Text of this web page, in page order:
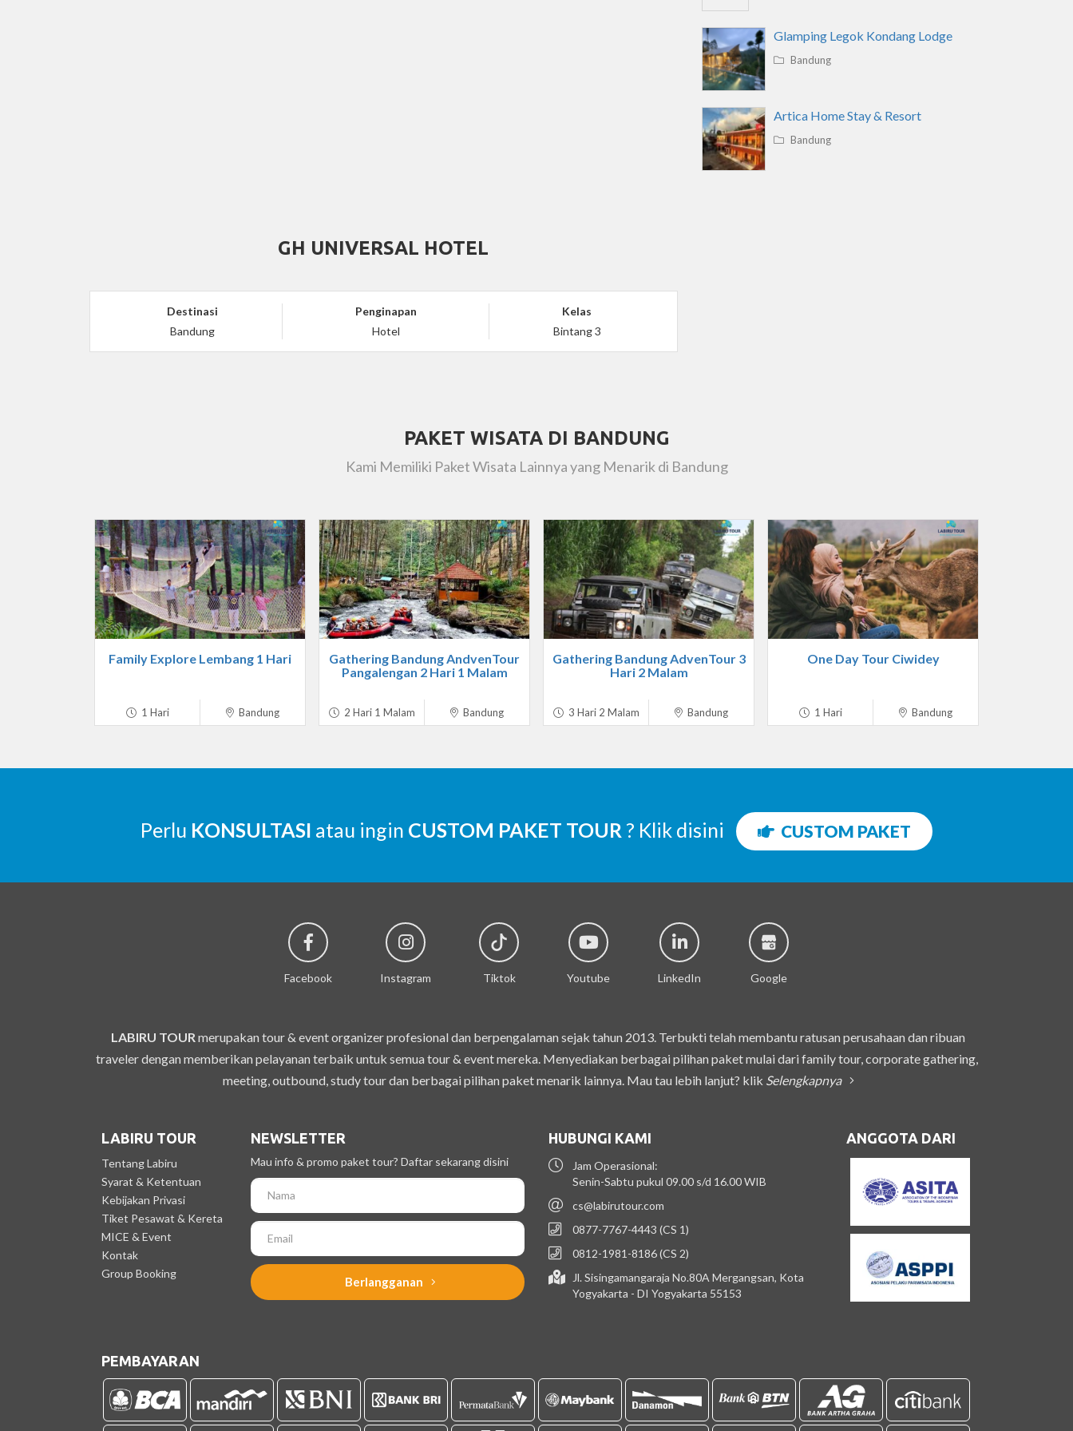
GH UNIVERSAL HOTEL
Destinasi
Bandung
Penginapan
Hotel
Kelas
Bintang 3
Glamping Legok Kondang Lodge
Bandung
Artica Home Stay & Resort
Bandung
PAKET WISATA DI BANDUNG
Kami Memiliki Paket Wisata Lainnya yang Menarik di Bandung
Family Explore Lembang 1 Hari
1 Hari Bandung
Gathering Bandung AndvenTour
Pangalengan 2 Hari 1 Malam
2 Hari 1 Malam Bandung
Gathering Bandung AdvenTour 3
Hari 2 Malam
3 Hari 2 Malam Bandung
One Day Tour Ciwidey
1 Hari Bandung
Perlu KONSULTASI atau ingin CUSTOM PAKET TOUR ? Klik disini CUSTOM PAKET
Facebook Instagram Tiktok Youtube LinkedIn Google
LABIRU TOUR merupakan tour & event organizer profesional dan berpengalaman sejak tahun 2013. Terbukti telah membantu ratusan perusahaan dan ribuan
traveler dengan memberikan pelayanan terbaik untuk semua tour & event mereka. Menyediakan berbagai pilihan paket mulai dari family tour, corporate gathering,
meeting, outbound, study tour dan berbagai pilihan paket menarik lainnya. Mau tau lebih lanjut? klik Selengkapnya
LABIRU TOUR
Tentang Labiru
Syarat & Ketentuan
Kebijakan Privasi
Tiket Pesawat & Kereta
MICE & Event
Kontak
Group Booking
NEWSLETTER
Mau info & promo paket tour? Daftar sekarang disini
Berlangganan
HUBUNGI KAMI
Jam Operasional:
Senin-Sabtu pukul 09.00 s/d 16.00 WIB
cs@labirutour.com
0877-7767-4443 (CS 1)
0812-1981-8186 (CS 2)
Jl. Sisingamangaraja No.80A Mergangsan, Kota
Yogyakarta - DI Yogyakarta 55153
ANGGOTA DARI
PEMBAYARAN